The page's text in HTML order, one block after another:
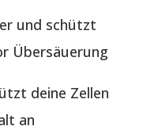
und schützt
Übersäuerung
deine Zellen
an